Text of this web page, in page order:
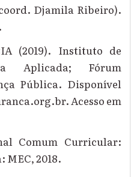
Djamila Ribeiro).
(2019). Instituto de
Aplicada; Fórum
Pública. Disponível
Acesso em
Comum Curricular:
2018.